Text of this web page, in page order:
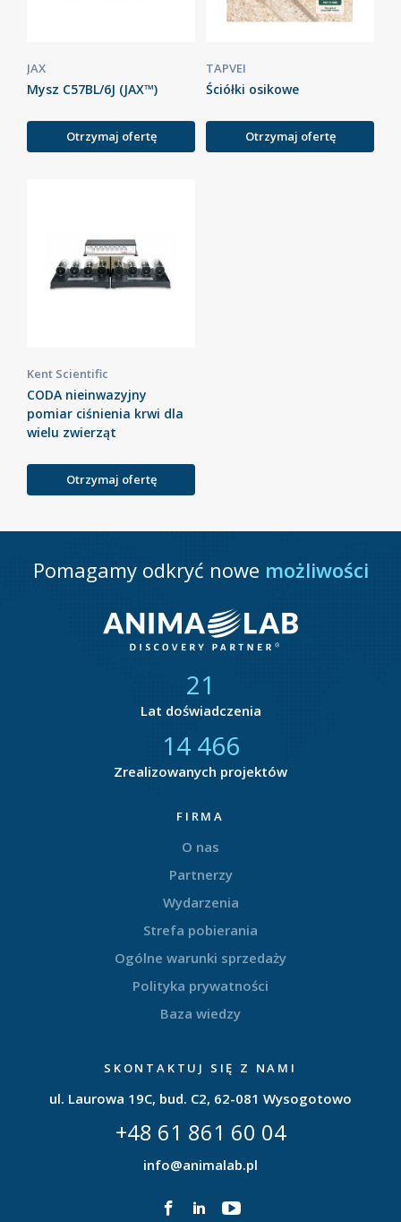
JAX
Mysz C57BL/6J (JAX™)
Otrzymaj ofertę
TAPVEI
Ściółki osikowe
Otrzymaj ofertę
Kent Scientific
CODA nieinwazyjny
pomiar ciśnienia krwi dla
wielu zwierząt
Otrzymaj ofertę
Pomagamy odkryć nowe możliwości
21
Lat doświadczenia
14 877
Zrealizowanych projektów
FIRMA
O nas
Partnerzy
Wydarzenia
Strefa pobierania
Ogólne warunki sprzedaży
Polityka prywatności
Baza wiedzy
SKONTAKTUJ SIĘ Z NAMI
ul. Laurowa 19C, bud. C2, 62-081 Wysogotowo
+48 61 861 60 04
info@animalab.pl